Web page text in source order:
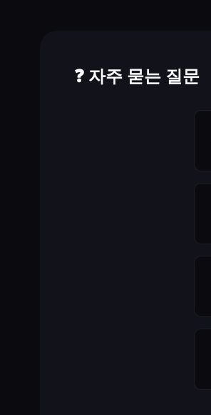
❓ 자주 묻는 질문